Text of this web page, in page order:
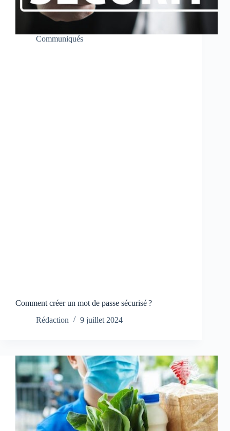
Communiqués
Comment créer un mot de passe sécurisé ?
Rédaction
9 juillet 2024